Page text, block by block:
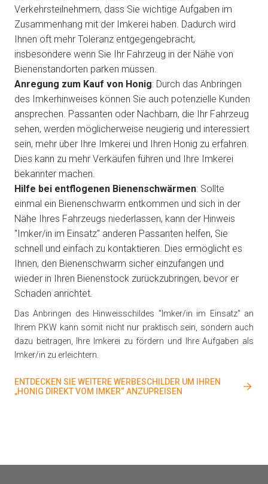
Verkehrsteilnehmern, dass Sie wichtige Aufgaben im
Zusammenhang mit der Imkerei haben. Dadurch wird
Ihnen oft mehr Toleranz entgegengebracht,
insbesondere wenn Sie Ihr Fahrzeug in der Nähe von
Bienenstandorten parken müssen.
Anregung zum Kauf von Honig: Durch das Anbringen
des Imkerhinweises können Sie auch potenzielle Kunden
ansprechen. Passanten oder Nachbarn, die Ihr Fahrzeug
sehen, werden möglicherweise neugierig und interessiert
sein, mehr über Ihre Imkerei und Ihren Honig zu erfahren.
Dies kann zu mehr Verkäufen führen und Ihre Imkerei
bekannter machen.
Hilfe bei entflogenen Bienenschwärmen: Sollte
einmal ein Bienenschwarm entkommen und sich in der
Nähe Ihres Fahrzeugs niederlassen, kann der Hinweis
"Imker/in im Einsatz" anderen Passanten helfen, Sie
schnell und einfach zu kontaktieren. Dies ermöglicht es
Ihnen, den Bienenschwarm sicher einzufangen und
wieder in Ihren Bienenstock zurückzubringen, bevor er
Schaden anrichtet.
Das Anbringen des Hinweisschildes "Imker/in im Einsatz" an
Ihrem PKW kann somit nicht nur praktisch sein, sondern auch
dazu beitragen, Ihre Imkerei zu fördern und Ihre Aufgaben als
Imker/in zu erleichtern.
ENTDECKEN SIE WEITERE WERBESCHILDER UM IHREN
„HONIG DIREKT VOM IMKER“ ANZUPREISEN